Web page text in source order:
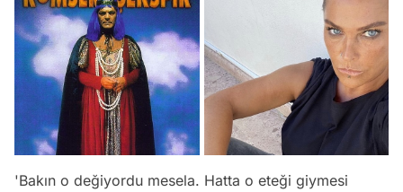
'Bakın o değiyordu mesela. Hatta o eteği giymesi